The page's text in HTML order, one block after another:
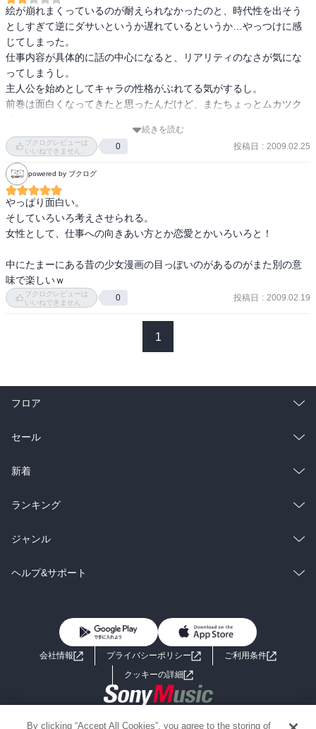
絵が崩れまくっているのが耐えられなかったのと、時代性を出そう
としすぎて逆にダサいというか遅れているというか…やっつけに感
じてしまった。
仕事内容が具体的に話の中心になると、リアリティのなさが気にな
ってしまうし。
主人公を始めとしてキャラの性格がぶれてる気がするし。
前巻は面白くなってきたと思ったんだけど、またちょっとムカツク
それでもやっぱり、ミキ様はカッコよかったし、
続きが気になるのはさすがは槇村氏。
続きを読む
ブクログレビューは
いいねできません
0 投稿日 : 2009.02.25
powered by ブクログ
やっぱり面白い。
そしていろいろ考えさせられる。
女性として、仕事への向きあい方とか恋愛とかいろいろと！
中にたまーにある昔の少女漫画の目っぽいのがあるのがまた別の意
味で楽しいｗ
ブクログレビューは
いいねできません
0 投稿日 : 2009.02.19
1
フロア
総合
ラノベ
雑誌・グラビア
BL・TL
セール
総合
ラノベ
雑誌・グラビア
BL・TL
新着
総合
ラノベ
雑誌・グラビア
ランキング
総合
ラノベ
ジャンル
コミック
ライトノベル 男子向けラノベ
小説
海外小説
ヘルプ&サポート
よくあるご質問 お問い合わせ
会社情報 プライバシーポリシー
ご利用条件
クッキーの詳細
Copyright 2017 - 2026 Sony Music Entertainment(Japan) Inc.
By clicking “Accept All Cookies”, you agree to the storing of